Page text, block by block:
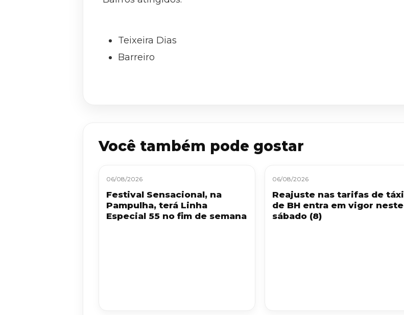
Teixeira Dias
Barreiro
Você também pode gostar
06/08/2026
Festival Sensacional, na
Pampulha, terá Linha
Especial 55 no fim de semana
06/08/2026
Reajuste nas tarifas de táxi
de BH entra em vigor neste
sábado (8)